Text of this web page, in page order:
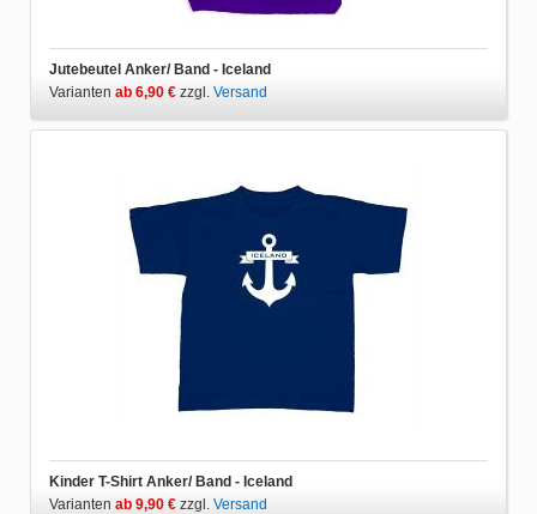
Jutebeutel Anker/ Band - Iceland
Varianten ab 6,90 € zzgl. Versand
Kinder T-Shirt Anker/ Band - Iceland
Varianten ab 9,90 € zzgl. Versand